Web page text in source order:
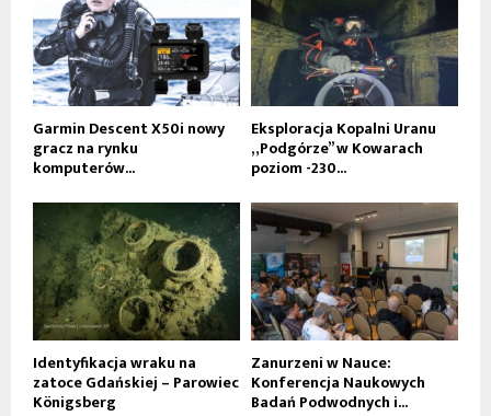
Garmin Descent X50i nowy
gracz na rynku
komputerów...
Eksploracja Kopalni Uranu
„Podgórze” w Kowarach
poziom -230...
Identyfikacja wraku na
zatoce Gdańskiej – Parowiec
Königsberg
Zanurzeni w Nauce:
Konferencja Naukowych
Badań Podwodnych i...